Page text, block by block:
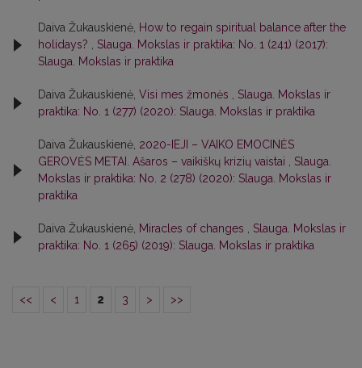
Daiva Žukauskienė, How to regain spiritual balance after the
holidays? , Slauga. Mokslas ir praktika: No. 1 (241) (2017):
Slauga. Mokslas ir praktika
Daiva Žukauskienė, Visi mes žmonės , Slauga. Mokslas ir
praktika: No. 1 (277) (2020): Slauga. Mokslas ir praktika
Daiva Žukauskienė, 2020-IEJI – VAIKO EMOCINĖS
GEROVĖS METAI. Ašaros – vaikiškų krizių vaistai , Slauga.
Mokslas ir praktika: No. 2 (278) (2020): Slauga. Mokslas ir
praktika
Daiva Žukauskienė, Miracles of changes , Slauga. Mokslas ir
praktika: No. 1 (265) (2019): Slauga. Mokslas ir praktika
<< < 1 2 3 > >>